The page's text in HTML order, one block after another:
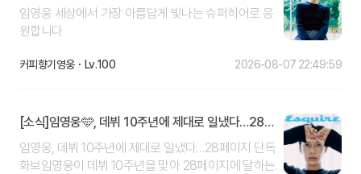
임영웅 세상에서 가장 아름답게 빛나는 슈퍼히어로 응
원합니다
커피향기영웅 100 2026-08-07 22:49:59
[소식]임영웅🩵, 데뷔 10주년에 제대로 일냈다…28페
이지 단독 화보
임영웅, 데뷔 10주년에 제대로 일냈다…28페이지 단독
화보임영웅이 데뷔 10주년을 맞아 28페이지에 달하는